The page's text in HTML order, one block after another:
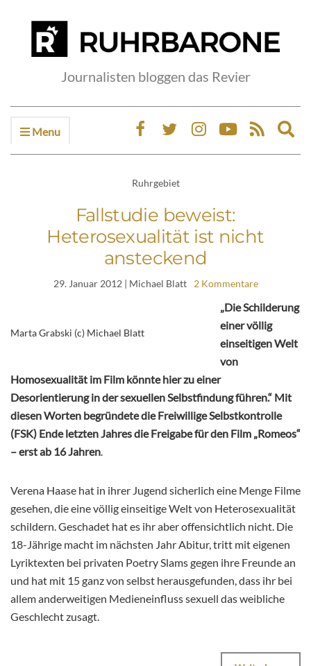
Journalisten bloggen das Revier
Menu
Ruhrgebiet
Fallstudie beweist:
Heterosexualität ist nicht
ansteckend
29. Januar 2012| Michael Blatt 2 Kommentare
Marta Grabski (c) Michael Blatt
„Die Schilderung
einer völlig
einseitigen Welt
von
Homosexualität im Film könnte hier zu einer
Desorientierung in der sexuellen Selbstfindung führen.“ Mit
diesen Worten begründete die Freiwillige Selbstkontrolle
(FSK) Ende letzten Jahres die Freigabe für den Film „Romeos“
– erst ab 16 Jahren.
Verena Haase hat in ihrer Jugend sicherlich eine Menge Filme
gesehen, die eine völlig einseitige Welt von Heterosexualität
schildern. Geschadet hat es ihr aber offensichtlich nicht. Die
18-Jährige macht im nächsten Jahr Abitur, tritt mit eigenen
Lyriktexten bei privaten Poetry Slams gegen ihre Freunde an
und hat mit 15 ganz von selbst herausgefunden, dass ihr bei
allem anderweitigen Medieneinfluss sexuell das weibliche
Geschlecht zusagt.